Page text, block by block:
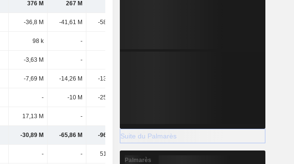
376 M 267 M
-36,8 M -41,61 M -58,09 M
98 k -
-3,63 M -
-7,69 M -14,26 M -13,66 M
- -10 M -25,28 M
17,13 M -
-30,89 M -65,86 M -96,97 M -85,85 M -36,06 M
- - 51,56 M
Suite du Palmarès
Palmarès